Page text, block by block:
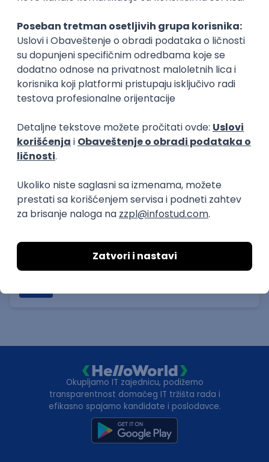
Beograd | Hibrid
27.08.2026.
SQL SharePoint Git SQL Server Azure
DevOps
REST
Agile Intermediate
Power Platform Developer
Simplify outsourcing d.o.o.
Beograd | Hibrid
online intervju
11.08.2026.
SQL SharePoint Azure REST Intermediate
MS Dynamics 365 F&O Technical
Consultant
GET - Global Engineering Technologies
Beograd | Hibrid
Okupljamo IT zajednicu, podižemo
transparentnost domaćeg IT tržišta rada i
efikasno spajamo kandidate i poslodavce.